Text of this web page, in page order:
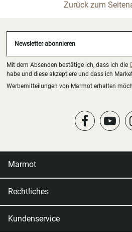
Zurück zum
Newsletter abonnieren
Mit dem Absenden bestätige ich, dass ich die
habe und diese akzeptiere und dass ich
Werbemitteilungen von Marmot erhalten
Marmot
Rechtliches
Kundenservice